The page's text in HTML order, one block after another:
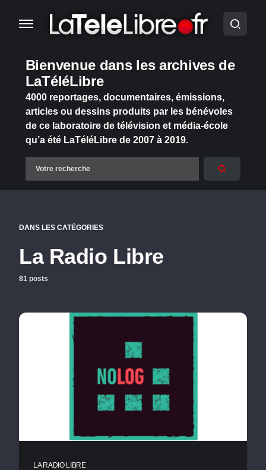
Bienvenue dans les archives de
LaTéléLibre
4000 reportages, documentaires, émissions,
articles ou dessins produits par les bénévoles
de ce laboratoire de télévision et média-école
qu’a été LaTéléLibre de 2007 à 2019.
DANS LES CATÉGORIES
La Radio Libre
81 posts
LA RADIO LIBRE